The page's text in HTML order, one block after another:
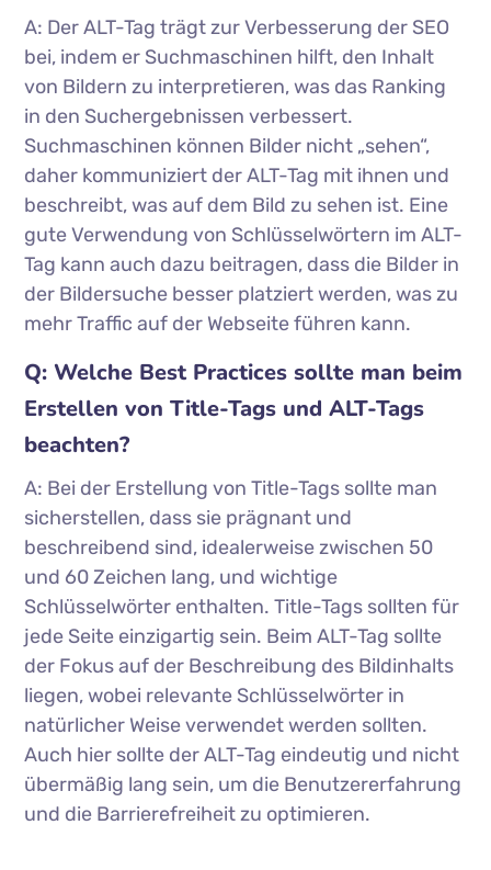
A: Der ALT-Tag trägt zur Verbesserung der SEO
bei, indem er Suchmaschinen hilft, den Inhalt
von Bildern zu interpretieren, was das Ranking
in den Suchergebnissen verbessert.
Suchmaschinen können Bilder nicht „sehen“,
daher kommuniziert der ALT-Tag mit ihnen und
beschreibt, was auf dem Bild zu sehen ist. Eine
gute Verwendung von Schlüsselwörtern im ALT-
Tag kann auch dazu beitragen, dass die Bilder in
der Bildersuche besser platziert werden, was zu
mehr Traffic auf der Webseite führen kann.
Q: Welche Best Practices sollte man beim
Erstellen von Title-Tags und ALT-Tags
beachten?
A: Bei der Erstellung von Title-Tags sollte man
sicherstellen, dass sie prägnant und
beschreibend sind, idealerweise zwischen 50
und 60 Zeichen lang, und wichtige
Schlüsselwörter enthalten. Title-Tags sollten für
jede Seite einzigartig sein. Beim ALT-Tag sollte
der Fokus auf der Beschreibung des Bildinhalts
liegen, wobei relevante Schlüsselwörter in
natürlicher Weise verwendet werden sollten.
Auch hier sollte der ALT-Tag eindeutig und nicht
übermäßig lang sein, um die Benutzererfahrung
und die Barrierefreiheit zu optimieren.